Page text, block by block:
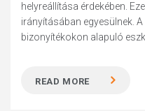
helyreállítása érdekében.
irányításában egyesülnek.
bizonyítékokon alapuló
READ MORE